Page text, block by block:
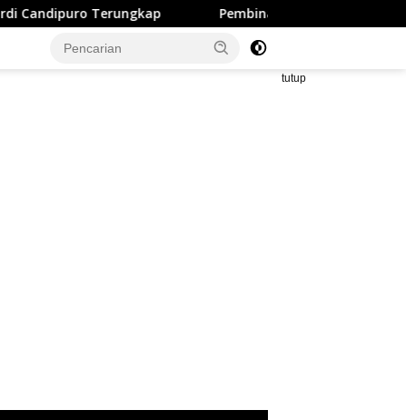
Pembinaan Karakter Disiplin Oleh Babinsa Koramil 42-
tutup